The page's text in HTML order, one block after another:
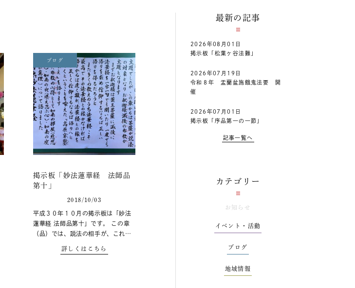
ブログ
掲示板「妙法蓮華経 法師品
第十」
2018/10/03
平成３０年１０月の掲示板は「妙法
蓮華経 法師品第十」です。 この章
（品）では、説法の相手が、これ…
詳しくはこちら
最新の記事
2026年08月01日
掲示板「松葉ヶ谷法難」
2026年07月19日
令和８年 盂蘭盆施餓鬼法要 開
催
2026年07月01日
掲示板「序品第一の一節」
記事一覧へ
カテゴリー
お知らせ
イベント・活動
ブログ
地域情報